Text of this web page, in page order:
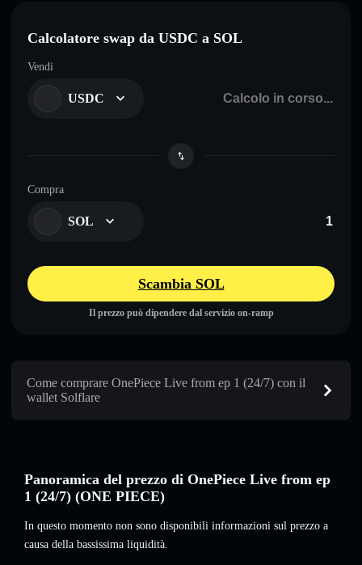
Calcolatore swap da USDC a SOL
Vendi
USDC
Compra
SOL
Scambia SOL
Il prezzo può dipendere dal servizio on-ramp
Come comprare OnePiece Live from ep 1 (24/7) con il
wallet Solflare
Panoramica del prezzo di OnePiece Live from ep
1 (24/7) (ONE PIECE)
In questo momento non sono disponibili informazioni sul prezzo a
causa della bassissima liquidità.